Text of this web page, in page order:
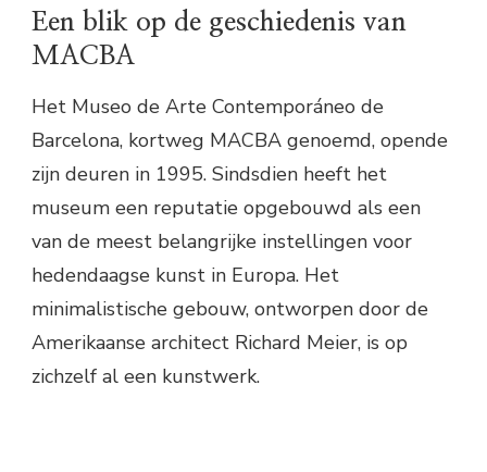
Een blik op de geschiedenis van
MACBA
Het Museo de Arte Contemporáneo de
Barcelona, kortweg MACBA genoemd, opende
zijn deuren in 1995. Sindsdien heeft het
museum een reputatie opgebouwd als een
van de meest belangrijke instellingen voor
hedendaagse kunst in Europa. Het
minimalistische gebouw, ontworpen door de
Amerikaanse architect Richard Meier, is op
zichzelf al een kunstwerk.